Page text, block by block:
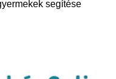
segítése